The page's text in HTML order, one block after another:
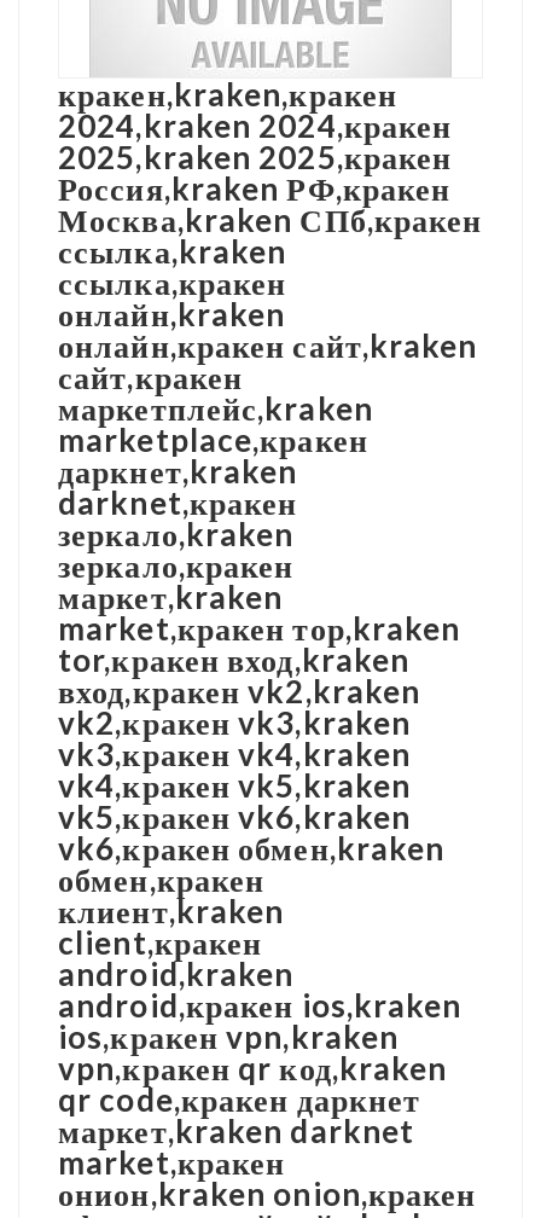
кракен,kraken,кракен
2024,kraken 2024,кракен
2025,kraken 2025,кракен
Россия,kraken РФ,кракен
Москва,kraken СПб,кракен
ссылка,kraken
ссылка,кракен
онлайн,kraken
онлайн,кракен сайт,kraken
сайт,кракен
маркетплейс,kraken
marketplace,кракен
даркнет,kraken
darknet,кракен
зеркало,kraken
зеркало,кракен
маркет,kraken
market,кракен тор,kraken
tor,кракен вход,kraken
вход,кракен vk2,kraken
vk2,кракен vk3,kraken
vk3,кракен vk4,kraken
vk4,кракен vk5,kraken
vk5,кракен vk6,kraken
vk6,кракен обмен,kraken
обмен,кракен
клиент,kraken
client,кракен
android,kraken
android,кракен ios,kraken
ios,кракен vpn,kraken
vpn,кракен qr код,kraken
qr code,кракен даркнет
маркет,kraken darknet
market,кракен
онион,kraken onion,кракен